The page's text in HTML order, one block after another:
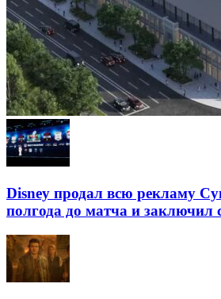
Disney продал всю рекламу
полгода до матча и заключил